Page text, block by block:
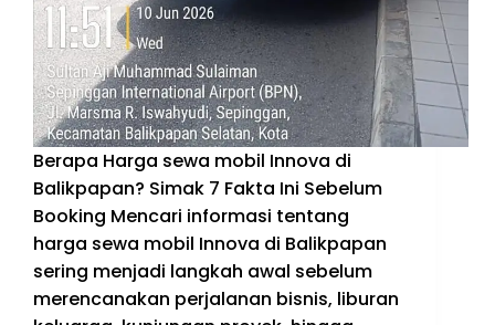
Berapa Harga sewa mobil Innova di
Balikpapan? Simak 7 Fakta Ini Sebelum
Booking Mencari informasi tentang
harga sewa mobil Innova di Balikpapan
sering menjadi langkah awal sebelum
merencanakan perjalanan bisnis, liburan